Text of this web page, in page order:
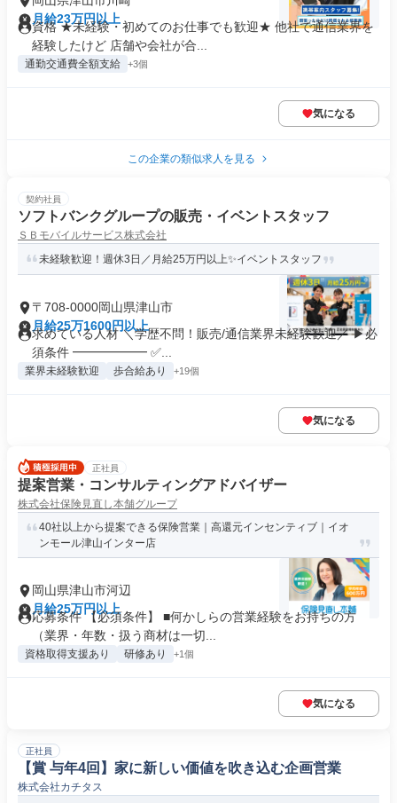
月給23万円以上
資格 ★未経験・初めてのお仕事でも歓迎★ 他社で通信業界を
経験したけど 店舗や会社が合...
通勤交通費全額支給 +3個
気になる
この企業の類似求人を見る
契約社員
ソフトバンクグループの販売・イベントスタッフ
ＳＢモバイルサービス株式会社
未経験歓迎！週休3日／月給25万円以上✨イベントスタッフ
〒708-0000岡山県津山市
月給25万1600円以上
求めている人材 ＼学歴不問！販売/通信業界未経験歓迎／ ▶必
須条件 ━━━━━━ ✅...
業界未経験歓迎 歩合給あり +19個
気になる
正社員
提案営業・コンサルティングアドバイザー
株式会社保険見直し本舗グループ
40社以上から提案できる保険営業｜高還元インセンティブ｜イオ
ンモール津山インター店
岡山県津山市河辺
月給25万円以上
応募条件 【必須条件】 ■何かしらの営業経験をお持ちの方
（業界・年数・扱う商材は一切...
資格取得支援あり 研修あり +1個
気になる
正社員
【賞 与年4回】家に新しい価値を吹き込む企画営業
株式会社カチタス